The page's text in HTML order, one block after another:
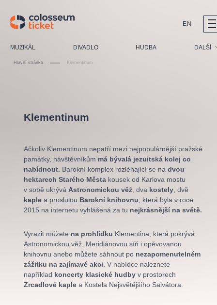
MUZIKÁL DIVADLO HUDBA DALŠÍ
EN
Hlavní stránka Klementinum
Klementinum
Ačkoliv Klementinum nepatří mezi nejpopulárnější pražské
památky, návštěvníkům má bývalá jezuitská kolej co
nabídnout. Barokní komplex rozléhající se na dvou
hektarech Starého Města kousek od Karlova mostu
v sobě ukrývá Astronomickou věž , dva kostely , dvě
kaple a proslulou Barokní knihovnu , která byla v roce
2015 na internetu vyhlášená za tu nejkrásnější na světě.
Vyrazit můžete na prohlídku Klementina, která pokrývá
Astronomickou věž, Meridiánovou síň i opěvovanou
knihovnu anebo můžete sáhnout po nezapomenutelném
zážitku na zajímavé akci. V nabídce naleznete
například koncerty klasické hudby v prostorech
Zrcadlové kaple a Kostela Nejsvětějšího Salvátora.
s.r.o.
Ostatní hledají
muzikálypraha
Nejnavštěvovanější
filmováhudba státníopera rudolfinum muzikál
národnídivadlo činohra